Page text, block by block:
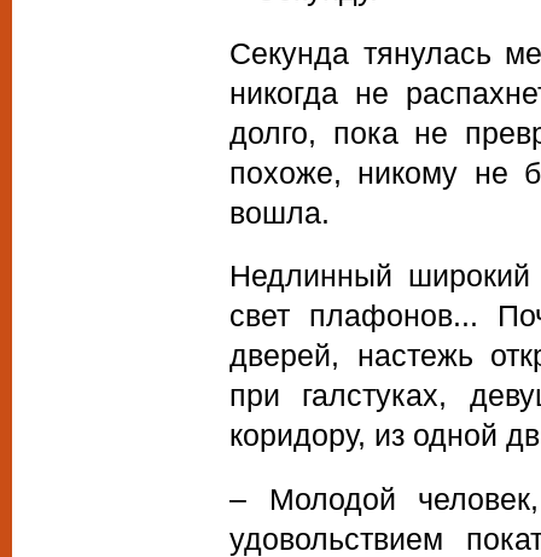
Секунда тянулась
никогда не
долго, пока не
похоже, никому не
вошла.
Недлинный
свет плафонов...
дверей, настежь
при галстуках,
коридору, из одной
– Молодой
удовольствием